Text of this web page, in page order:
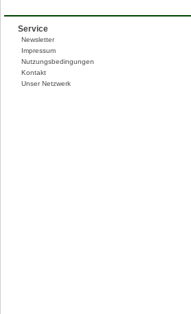
Service
Newsletter
Impressum
Nutzungsbedingungen
Kontakt
Unser Netzwerk